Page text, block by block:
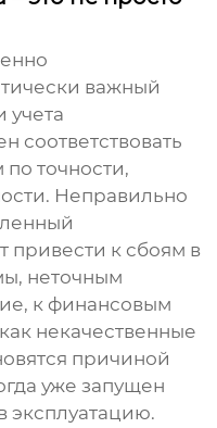
важный
учета
соответствовать
точности,
Неправильно
привести к сбоям в
неточным
к финансовым
некачественные
причиной
уже запущен
эксплуатацию.